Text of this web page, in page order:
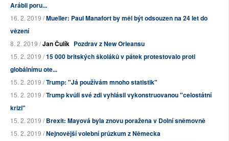
Arábii poru...
16. 2. 2019 /Mueller: Paul Manafort by měl být odsouzen na 24 let do
vězení
8. 2. 2019 /Jan Čulík Pozdrav z New Orleansu
15. 2. 2019 /15 000 britských školáků v pátek protestovalo proti
globálnímu ote...
15. 2. 2019 /Trump: "Já používám mnoho statistik"
15. 2. 2019 /Trump kvůli své zdi vyhlásil vykonstruovanou "celostátní
krizi"
15. 2. 2019 /Brexit: Mayová byla znovu poražena v Dolní sněmovně
15. 2. 2019 /Nejnovější volební průzkum z Německa